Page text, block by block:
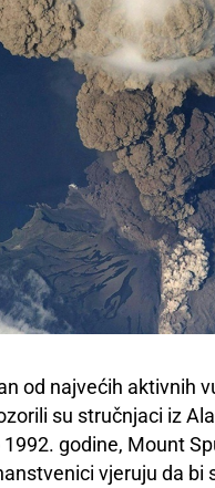
od najvećih aktivnih
su stručnjaci iz
godine, Mount
vjeruju da